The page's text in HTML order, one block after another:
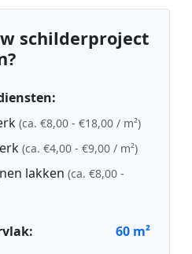
schilderproject
(ca. €8,00 - €18,00 / m²)
(ca. €4,00 - €9,00 / m²)
lakken (ca. €8,00 -
60 m²